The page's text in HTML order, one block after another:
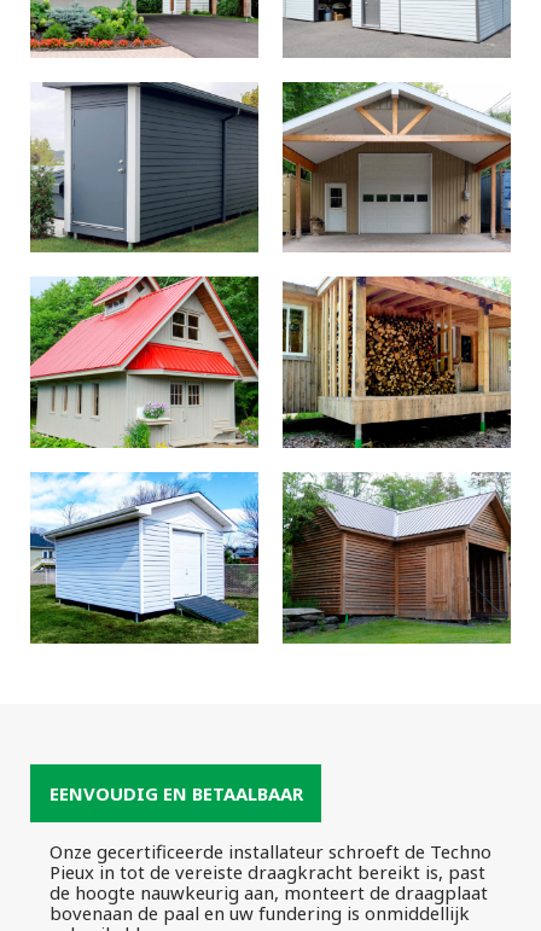
EENVOUDIG EN BETAALBAAR
Onze gecertificeerde installateur schroeft de Techno
Pieux in tot de vereiste draagkracht bereikt is, past
de hoogte nauwkeurig aan, monteert de draagplaat
bovenaan de paal en uw fundering is onmiddellijk